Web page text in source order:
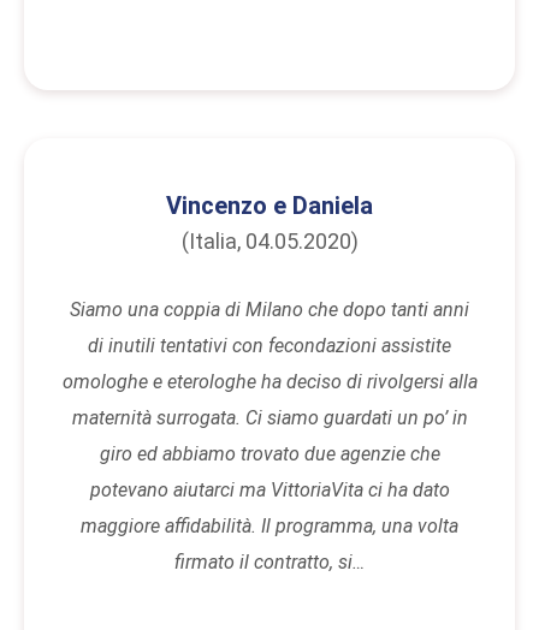
Vincenzo e Daniela
(Italia, 04.05.2020)
Siamo una coppia di Milano che dopo tanti anni
di inutili tentativi con fecondazioni assistite
omologhe e eterologhe ha deciso di rivolgersi alla
maternità surrogata. Ci siamo guardati un po’ in
giro ed abbiamo trovato due agenzie che
potevano aiutarci ma VittoriaVita ci ha dato
maggiore affidabilità. Il programma, una volta
firmato il contratto, si…